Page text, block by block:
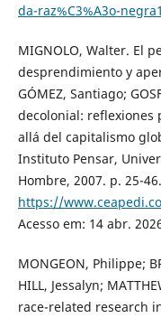
da-raz%C3%A3o-
MIGNOLO, Walter. El
desprendimiento y
GÓMEZ, Santiago;
decolonial: reflexiones
allá del capitalismo
Instituto Pensar,
Hombre, 2007. p. 25-
https://
Acesso em: 14 abr.
MONGEON, Philippe;
HILL, Jessalyn;
race-related research